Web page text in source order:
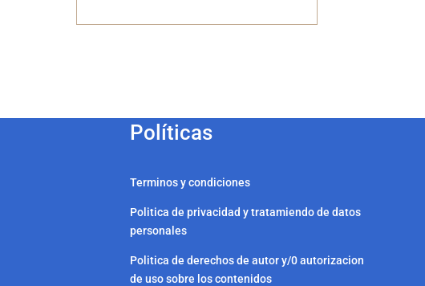
Políticas
Terminos y condiciones
Politica de privacidad y tratamiendo de datos
personales
Politica de derechos de autor y/0 autorizacion
de uso sobre los contenidos